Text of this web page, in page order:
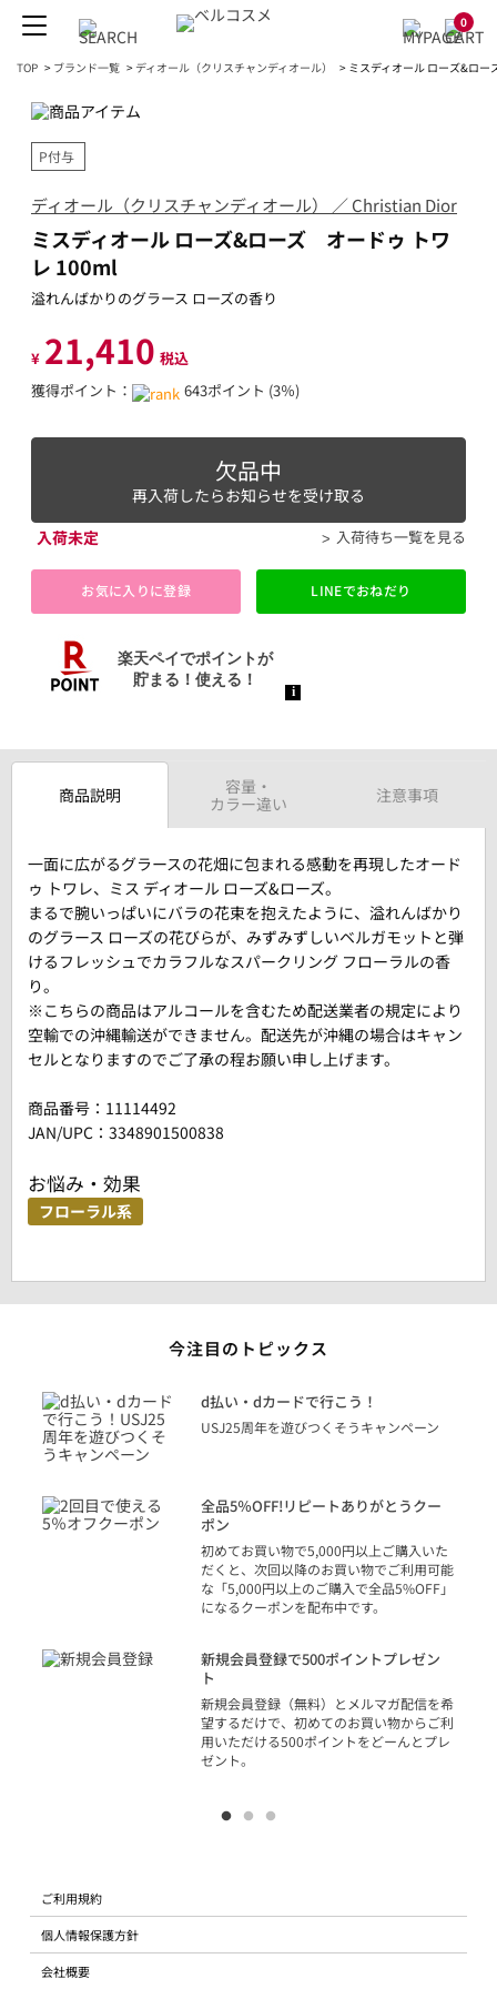
0
TOP > ブランド一覧 > ディオール（クリスチャンディオール） > ミスディオール ローズ&ロ
P付与
ディオール（クリスチャンディオール） ／ Christian Dior
ミスディオール ローズ&ローズ オードゥ トワ
レ 100ml
溢れんばかりのグラース ローズの香り
¥ 21,410 税込
獲得ポイント：
643ポイント (3％)
欠品中
再入荷したらお知らせを受け取る
入荷未定
入荷待ち一覧を見る
お気に入りに登録 LINEでおねだり
商品説明
容量・
カラー違い
注意事項
一面に広がるグラースの花畑に包まれる感動を再現したオード
ゥ トワレ、ミス ディオール ローズ&ローズ。
まるで腕いっぱいにバラの花束を抱えたように、溢れんばかり
のグラース ローズの花びらが、みずみずしいベルガモットと弾
けるフレッシュでカラフルなスパークリング フローラルの香
り。
※こちらの商品はアルコールを含むため配送業者の規定により
空輸での沖縄輸送ができません。配送先が沖縄の場合はキャン
セルとなりますのでご了承の程お願い申し上げます。
商品番号： 11114492
JAN/UPC：3348901500838
お悩み・効果
フローラル系
今注目のトピックス
d払い・dカードで行こう！
USJ25周年を遊びつくそうキャンペーン
全品5％OFF!リピートありがとうクー
ポン
初めてお買い物で5,000円以上ご購入いた
だくと、次回以降のお買い物でご利用可能
な「5,000円以上のご購入で全品5%OFF」
になるクーポンを配布中です。
新規会員登録で500ポイントプレゼン
ト
新規会員登録（無料）とメルマガ配信を希
望するだけで、初めてのお買い物からご利
用いただける500ポイントをどーんとプレ
ゼント。
ご利用規約
個人情報保護方針
会社概要